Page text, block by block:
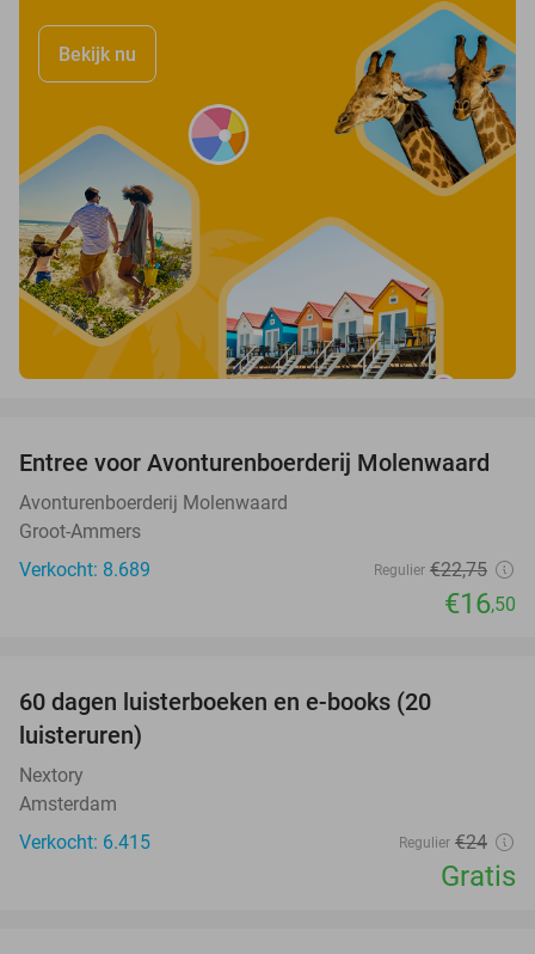
Bekijk nu
27%
Entree voor Avonturenboerderij Molenwaard
Avonturenboerderij Molenwaard
Groot-Ammers
Verkocht: 8.689
Regulier €22,75
€16,50
60 dagen luisterboeken en e-books (20
luisteruren)
Nextory
Amsterdam
Verkocht: 6.415
Regulier €24
Gratis